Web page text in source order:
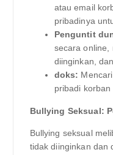
atau email
pribadinya
Penguntit
secara online,
diinginkan,
doks:
pribadi
Bullying Seksual:
Bullying seksual
tidak diinginkan dan